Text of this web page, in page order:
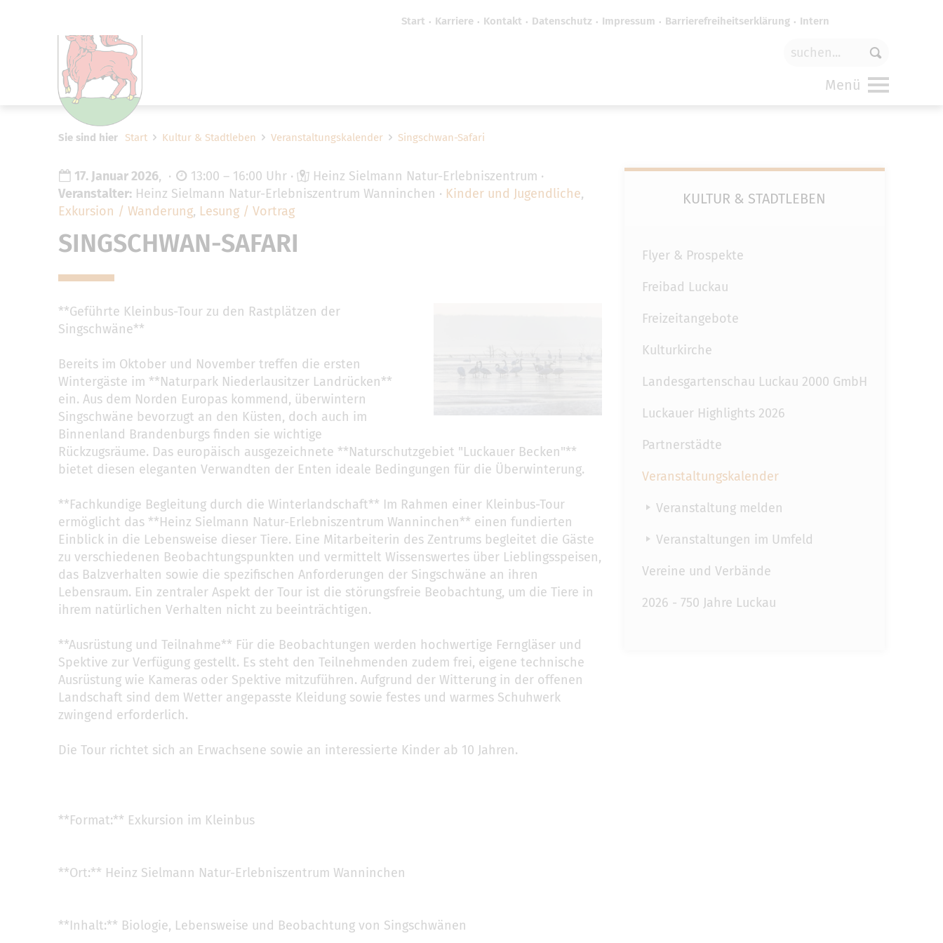
Start Karriere Kontakt Datenschutz Impressum Barrierefreiheitserklärung Intern
Menü
Sie sind hier Start Kultur & Stadtleben Veranstaltungskalender Singschwan-Safari
17. Januar 2026, 13:00 – 16:00 Uhr
Heinz Sielmann Natur-Erlebniszentrum
Veranstalter: Heinz Sielmann Natur-Erlebniszentrum Wanninchen Kinder und Jugendliche,
Exkursion / Wanderung, Lesung / Vortrag
SINGSCHWAN-SAFARI
**Geführte Kleinbus-Tour zu den Rastplätzen der
Singschwäne**
Bereits im Oktober und November treffen die ersten
Wintergäste im **Naturpark Niederlausitzer Landrücken**
ein. Aus dem Norden Europas kommend, überwintern
Singschwäne bevorzugt an den Küsten, doch auch im
Binnenland Brandenburgs finden sie wichtige
Rückzugsräume. Das europäisch ausgezeichnete **Naturschutzgebiet "Luckauer Becken"**
bietet diesen eleganten Verwandten der Enten ideale Bedingungen für die Überwinterung.
**Fachkundige Begleitung durch die Winterlandschaft** Im Rahmen einer Kleinbus-Tour
ermöglicht das **Heinz Sielmann Natur-Erlebniszentrum Wanninchen** einen fundierten
Einblick in die Lebensweise dieser Tiere. Eine Mitarbeiterin des Zentrums begleitet die Gäste
zu verschiedenen Beobachtungspunkten und vermittelt Wissenswertes über Lieblingsspeisen,
das Balzverhalten sowie die spezifischen Anforderungen der Singschwäne an ihren
Lebensraum. Ein zentraler Aspekt der Tour ist die störungsfreie Beobachtung, um die Tiere in
ihrem natürlichen Verhalten nicht zu beeinträchtigen.
**Ausrüstung und Teilnahme** Für die Beobachtungen werden hochwertige Ferngläser und
Spektive zur Verfügung gestellt. Es steht den Teilnehmenden zudem frei, eigene technische
Ausrüstung wie Kameras oder Spektive mitzuführen. Aufgrund der Witterung in der offenen
Landschaft sind dem Wetter angepasste Kleidung sowie festes und warmes Schuhwerk
zwingend erforderlich.
Die Tour richtet sich an Erwachsene sowie an interessierte Kinder ab 10 Jahren.
**Format:** Exkursion im Kleinbus
**Ort:** Heinz Sielmann Natur-Erlebniszentrum Wanninchen
**Inhalt:** Biologie, Lebensweise und Beobachtung von Singschwänen
KULTUR & STADTLEBEN
Flyer & Prospekte
Freibad Luckau
Freizeitangebote
Kulturkirche
Landesgartenschau Luckau 2000 GmbH
Luckauer Highlights 2026
Partnerstädte
Veranstaltungskalender
Veranstaltung melden
Veranstaltungen im Umfeld
Vereine und Verbände
2026 - 750 Jahre Luckau
in den